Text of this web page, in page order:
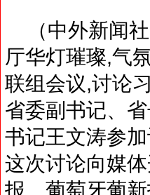
（中外新闻社
厅华灯璀璨,气
联组会议,讨论
省委副书记、
书记王文涛参加
这次讨论向媒
报、葡萄牙葡